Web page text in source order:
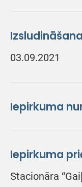
03.09.2021
Iepirkuma
Iepirkuma
Stacionāra